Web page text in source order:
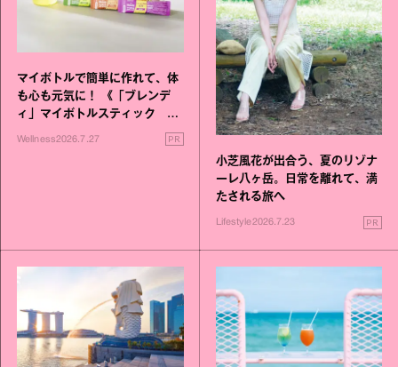
マイボトルで簡単に作れて、体
も心も元気に！ 《「ブレンデ
ィ」マイボトルスティック い
いこと毎日》シリーズが誕生
Wellness2026.7.27 PR
小芝風花が出合う、夏のリゾナ
ーレ八ヶ岳。日常を離れて、満
たされる旅へ
Lifestyle2026.7.23 PR